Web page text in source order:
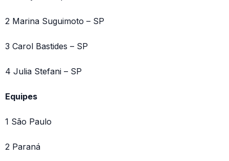
2 Marina Suguimoto – SP
3 Carol Bastides – SP
4 Julia Stefani – SP
Equipes
1 São Paulo
2 Paraná